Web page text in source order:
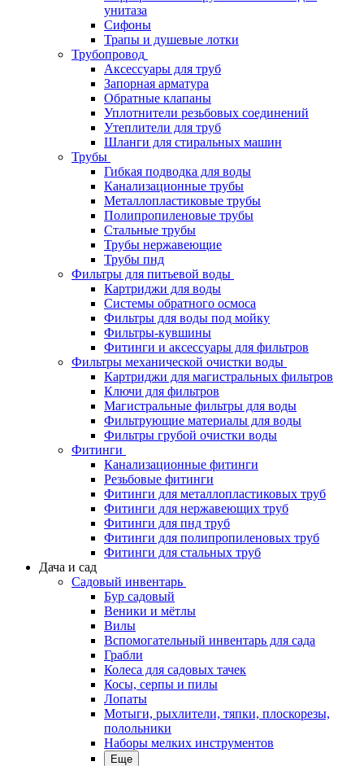
унитаза
Сифоны
Трапы и душевые лотки
Трубопровод
Аксессуары для труб
Запорная арматура
Обратные клапаны
Уплотнители резьбовых соединений
Утеплители для труб
Шланги для стиральных машин
Трубы
Гибкая подводка для воды
Канализационные трубы
Металлопластиковые трубы
Полипропиленовые трубы
Стальные трубы
Трубы нержавеющие
Трубы пнд
Фильтры для питьевой воды
Картриджи для воды
Системы обратного осмоса
Фильтры для воды под мойку
Фильтры-кувшины
Фитинги и аксессуары для фильтров
Фильтры механической очистки воды
Картриджи для магистральных фильтров
Ключи для фильтров
Магистральные фильтры для воды
Фильтрующие материалы для воды
Фильтры грубой очистки воды
Фитинги
Канализационные фитинги
Резьбовые фитинги
Фитинги для металлопластиковых труб
Фитинги для нержавеющих труб
Фитинги для пнд труб
Фитинги для полипропиленовых труб
Фитинги для стальных труб
Дача и сад
Садовый инвентарь
Бур садовый
Веники и мётлы
Вилы
Вспомогательный инвентарь для сада
Грабли
Колеса для садовых тачек
Косы, серпы и пилы
Лопаты
Мотыги, рыхлители, тяпки, плоскорезы,
полольники
Наборы мелких инструментов
Еще